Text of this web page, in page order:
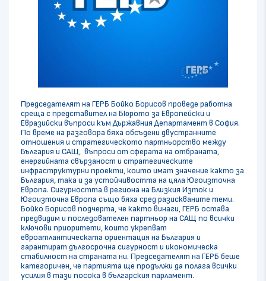
Председателят на ГЕРБ Бойко Борисов проведе работна
среща с представител на Бюрото за Европейски и
Евразийски въпроси към Държавния Департамент в София.
По време на разговора бяха обсъдени двустранните
отношения и стратегическото партньорство между
България и САЩ, въпроси от сферата на отбраната,
енергийната свързаност и стратегическите
инфраструктурни проекти, които имат значение както за
България, така и за устойчивостта на цяла Югоизточна
Европа. Сигурността в региона на Близкия Изток и
Югоизточна Европа също бяха сред разискваните теми.
Бойко Борисов подчерта, че както винаги, ГЕРБ остава
предвидим и последователен партньор на САЩ по всички
ключови приоритети, които укрепват
евроатлантическата ориентация на България и
гарантират дългосрочна сигурност и икономическа
стабилност на страната ни. Председателят на ГЕРБ беше
категоричен, че партията ще продължи да полага всички
усилия в тази посока в българския парламент.